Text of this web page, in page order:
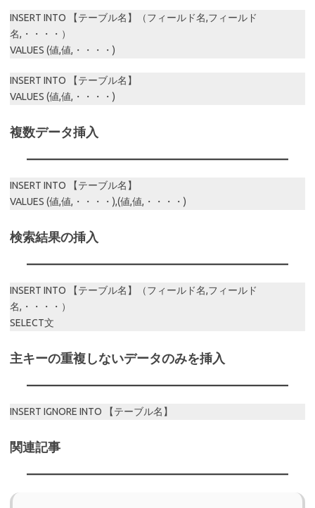
INSERT INTO 【テーブル名】（フィールド名,フィールド
名,・・・・）
VALUES (値,値,・・・・)
INSERT INTO 【テーブル名】
VALUES (値,値,・・・・)
複数データ挿入
INSERT INTO 【テーブル名】
VALUES (値,値,・・・・),(値,値,・・・・)
検索結果の挿入
INSERT INTO 【テーブル名】（フィールド名,フィールド
名,・・・・）
SELECT文
主キーの重複しないデータのみを挿入
INSERT IGNORE INTO 【テーブル名】
関連記事